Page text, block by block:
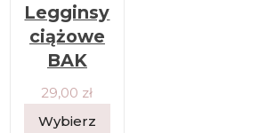
Legginsy
ciążowe
BAK
29,00 zł
Wybierz